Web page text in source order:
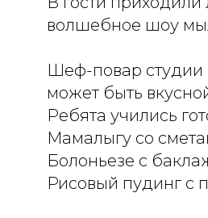
волшебное шоу
Шеф-повар студии
может быть
Ребята учились
Мамалыгу со
Болоньезе с
Рисовый пудинг с